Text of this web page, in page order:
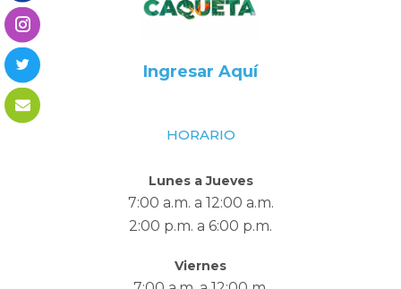
Ingresar Aquí
HORARIO
Lunes a Jueves
7:00 a.m. a 12:00 a.m.
2:00 p.m. a 6:00 p.m.
Viernes